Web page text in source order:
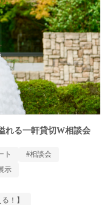
れる一軒貸切W相談会
ト
#相談会
示
！】